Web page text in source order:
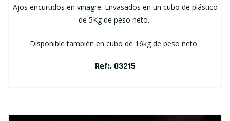
Ajos encurtidos en vinagre. Envasados en un cubo de plástico
de 5Kg de peso neto.
Disponible también en cubo de 16kg de peso neto.
Ref:. 03215